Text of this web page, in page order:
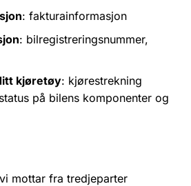
: fakturainformasjon
: bilregistreringsnummer,
kjøretøy: kjørestrekning
på bilens komponenter og
mottar fra tredjeparter